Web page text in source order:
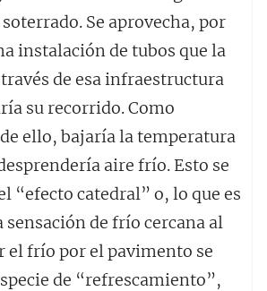
Se aprovecha, por
instalación de tubos que la
de esa infraestructura
su recorrido. Como
ello, bajaría la temperatura
aire frío. Esto se
“efecto catedral” o, lo que es
de frío cercana al
el frío por el pavimento se
de “refrescamiento”,